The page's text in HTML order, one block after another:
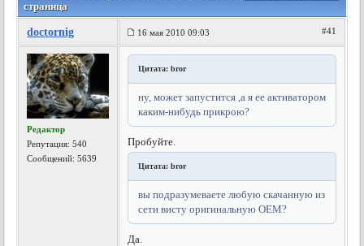
страница
doctornig 16 мая 2010 09:03 #41
Редактор
Репутация:540
Сообщений: 5639
Цитата: bror
ну, может запустится ,а я ее активатором
каким-нибудь прикрою?
Пробуйте.
Цитата: bror
вы подразумеваете любую скачанную из
сети висту оригинальную OEM?
Да.